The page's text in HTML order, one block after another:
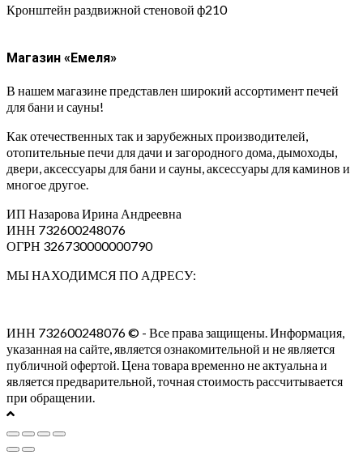
Кронштейн раздвижной стеновой ф210
Магазин «Емеля»
В нашем магазине представлен широкий ассортимент печей
для бани и сауны!
Как отечественных так и зарубежных производителей,
отопительные печи для дачи и загородного дома, дымоходы,
двери, аксессуары для бани и сауны, аксессуары для каминов и
многое другое.
ИП Назарова Ирина Андреевна⁠
ИНН 732600248076
ОГРН 326730000000790
МЫ НАХОДИМСЯ ПО АДРЕСУ:
ИНН 732600248076 © - Все права защищены. Информация,
указанная на сайте, является ознакомительной и не является
публичной офертой. Цена товара временно не актуальна и
является предварительной, точная стоимость рассчитывается
при обращении.